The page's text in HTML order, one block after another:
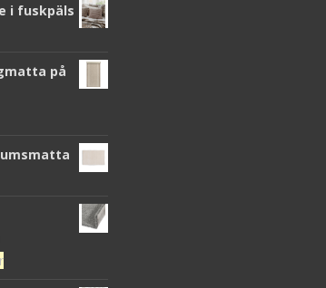
i fuskpäls
på
Det